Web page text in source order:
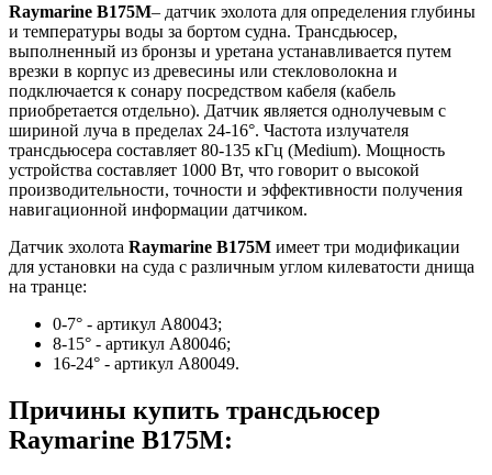
Raymarine B175M– датчик эхолота для определения глубины
и температуры воды за бортом судна. Трансдьюсер,
выполненный из бронзы и уретана устанавливается путем
врезки в корпус из древесины или стекловолокна и
подключается к сонару посредством кабеля (кабель
приобретается отдельно). Датчик является однолучевым с
шириной луча в пределах 24-16°. Частота излучателя
трансдьюсера составляет 80-135 кГц (Medium). Мощность
устройства составляет 1000 Вт, что говорит о высокой
производительности, точности и эффективности получения
навигационной информации датчиком.
Датчик эхолота Raymarine B175M имеет три модификации
для установки на суда с различным углом килеватости днища
на транце:
0-7° - артикул A80043;
8-15° - артикул A80046;
16-24° - артикул A80049.
Причины купить трансдьюсер
Raymarine B175M: